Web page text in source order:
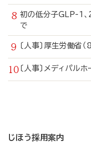
初の低分子GLP-1
で
〔人事〕厚生労働
〔人事〕メディパル
じほう採用案内